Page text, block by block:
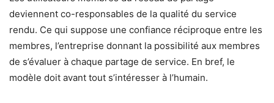
deviennent co-responsables de la qualité du service
rendu. Ce qui suppose une confiance réciproque entre les
membres, l’entreprise donnant la possibilité aux membres
de s’évaluer à chaque partage de service. En bref, le
modèle doit avant tout s’intéresser à l’humain.